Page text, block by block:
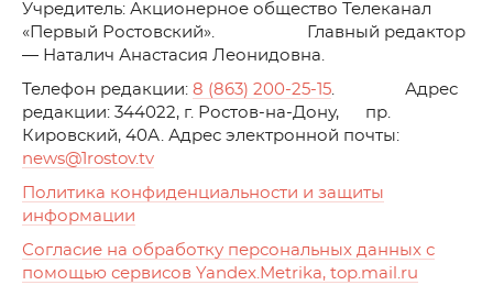
Учредитель: Акционерное общество Телеканал
«Первый Ростовский». Главный редактор
— Наталич Анастасия Леонидовна.
Телефон редакции: 8 (863) 200-25-15. Адрес
редакции: 344022, г. Ростов-на-Дону, пр.
Кировский, 40А. Адрес электронной почты:
news@1rostov.tv
Политика конфиденциальности и защиты
информации
Согласие на обработку персональных данных с
помощью сервисов Yandex.Metrika, top.mail.ru